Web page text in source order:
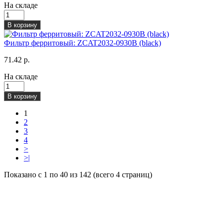
На складе
В корзину
Фильтр ферритовый: ZCAT2032-0930B (black)
71.42 р.
На складе
В корзину
1
2
3
4
>
>|
Показано с 1 по 40 из 142 (всего 4 страниц)